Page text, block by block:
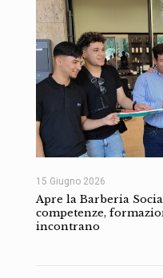
15 Giugno 2026
Apre la Barberia
competenze,
incontrano